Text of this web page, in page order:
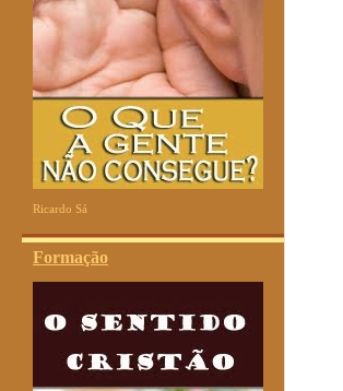
Ricardo Sá
Formação